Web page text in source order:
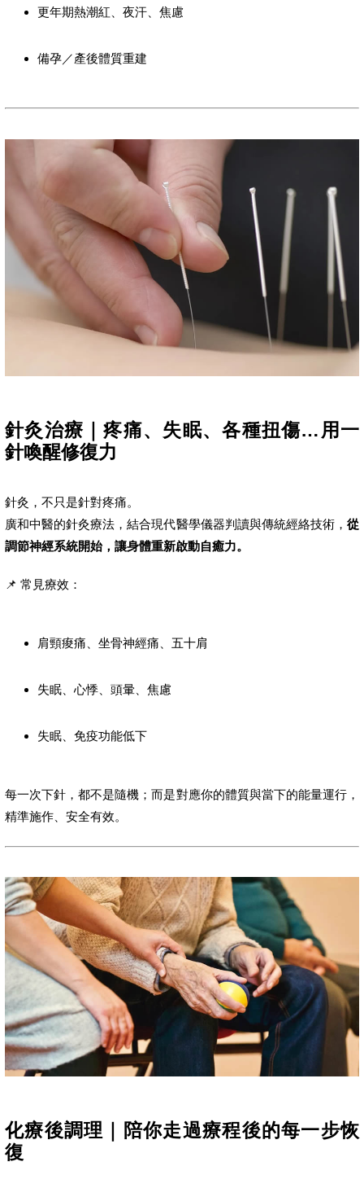
更年期熱潮紅、夜汗、焦慮
備孕／產後體質重建
針灸治療｜疼痛、失眠、各種扭傷…用一
針喚醒修復力
針灸，不只是針對疼痛。
廣和中醫的針灸療法，結合現代醫學儀器判讀與傳統經絡技術， 從
調節神經系統開始，讓身體重新啟動自癒力。
📌 常見療效：
肩頸痠痛、坐骨神經痛、五十肩
失眠、心悸、頭暈、焦慮
失眠、免疫功能低下
每一次下針，都不是隨機；而是對應你的體質與當下的能量運行，
精準施作、安全有效。
化療後調理｜陪你走過療程後的每一步恢
復